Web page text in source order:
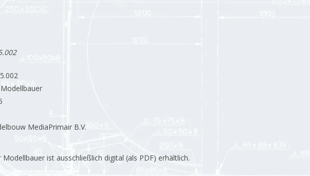
MediaPrimair B.V.
ist ausschließlich digital (als PDF) erhältlich.